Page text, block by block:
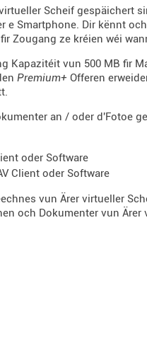
Scheif gespäichert
e Smartphone. Dir kënnt
Zougang ze kréien wéi
Kapazitéit vun 500 MB fir
Premium+ Offeren
an / oder d'Fotoe
oder Software
Client oder Software
vun Ärer virtueller
och Dokumenter vun Ärer